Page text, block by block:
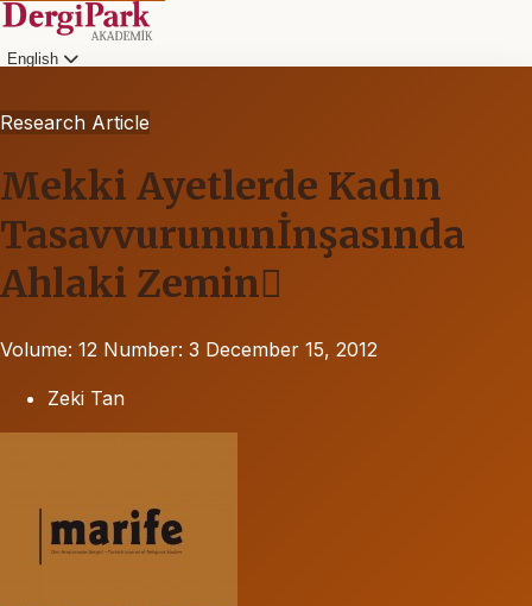
English
Research Article
Mekki Ayetlerde Kadın
Tasavvurununİnşasında
Ahlaki Zemin
Volume: 12 Number: 3 December 15, 2012
Zeki Tan